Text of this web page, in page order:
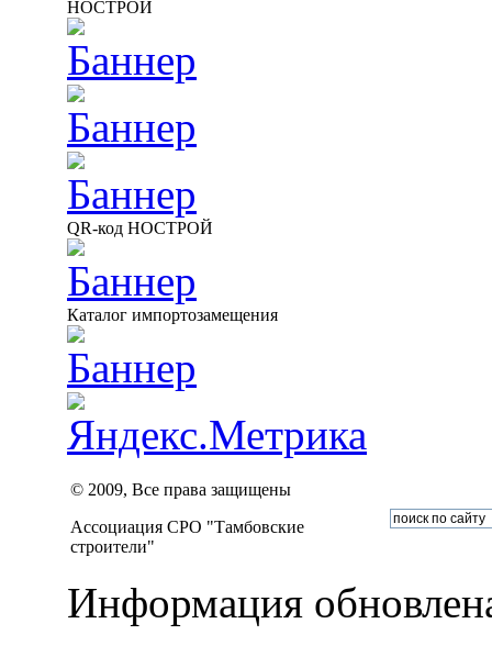
НОСТРОЙ
QR-код НОСТРОЙ
Каталог импортозамещения
© 2009, Все права защищены
Ассоциация СРО "Тамбовские
строители"
Информация